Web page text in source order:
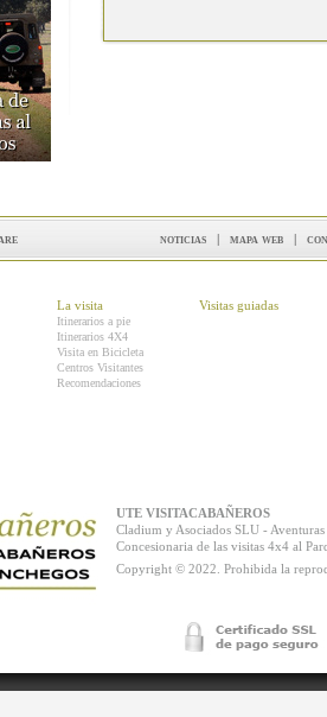
noticias | mapa web |
La visita
Itinerarios a pie
Itinerarios 4X4
Visita en Bicicleta
Centros Visitantes
Recomendaciones
Visitas guiadas
UTE VISITACABAÑEROS
Cladium y Asociados SLU -
Concesionaria de las visitas 4x4 al
Copyright © 2022. Prohibida la